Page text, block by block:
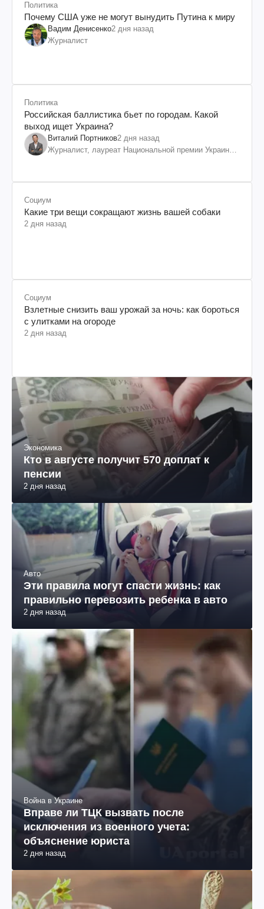
Политика
Почему США уже не могут вынудить Путина к миру
Вадим Денисенко2 дня назад
Журналист
Политика
Российская баллистика бьет по городам. Какой
выход ищет Украина?
Виталий Портников2 дня назад
Журналист, лауреат Национальной премии Украины
Социум
Какие три вещи сокращают жизнь вашей собаки
2 дня назад
Социум
Взлетные снизить ваш урожай за ночь: как бороться
с улитками на огороде
2 дня назад
Экономика
Кто в августе получит 570 доплат к
пенсии
2 дня назад
Авто
Эти правила могут спасти жизнь: как
правильно перевозить ребенка в авто
2 дня назад
Война в Украине
Вправе ли ТЦК вызвать после
исключения из военного учета:
объяснение юриста
2 дня назад